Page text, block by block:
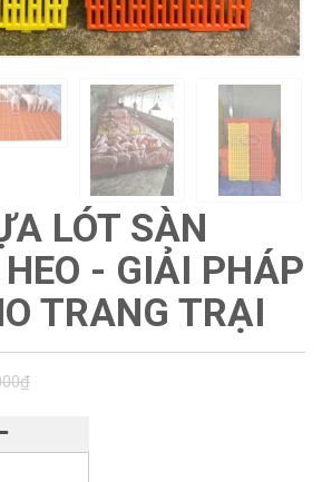
LÓT SÀN
- GIẢI PHÁP
TRANG TRẠI